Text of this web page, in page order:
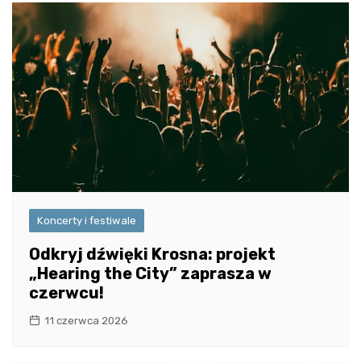
Koncerty i festiwale
Odkryj dźwięki Krosna: projekt
„Hearing the City” zaprasza w
czerwcu!
11 czerwca 2026